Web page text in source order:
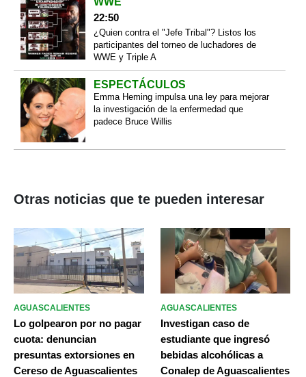
22:50
¿Quien contra el "Jefe Tribal"? Listos los
participantes del torneo de luchadores de
WWE y Triple A
ESPECTÁCULOS
Emma Heming impulsa una ley para mejorar
la investigación de la enfermedad que
padece Bruce Willis
Otras noticias que te pueden interesar
AGUASCALIENTES
Lo golpearon por no pagar
cuota: denuncian
presuntas extorsiones en
Cereso de Aguascalientes
AGUASCALIENTES
Investigan caso de
estudiante que ingresó
bebidas alcohólicas a
Conalep de Aguascalientes